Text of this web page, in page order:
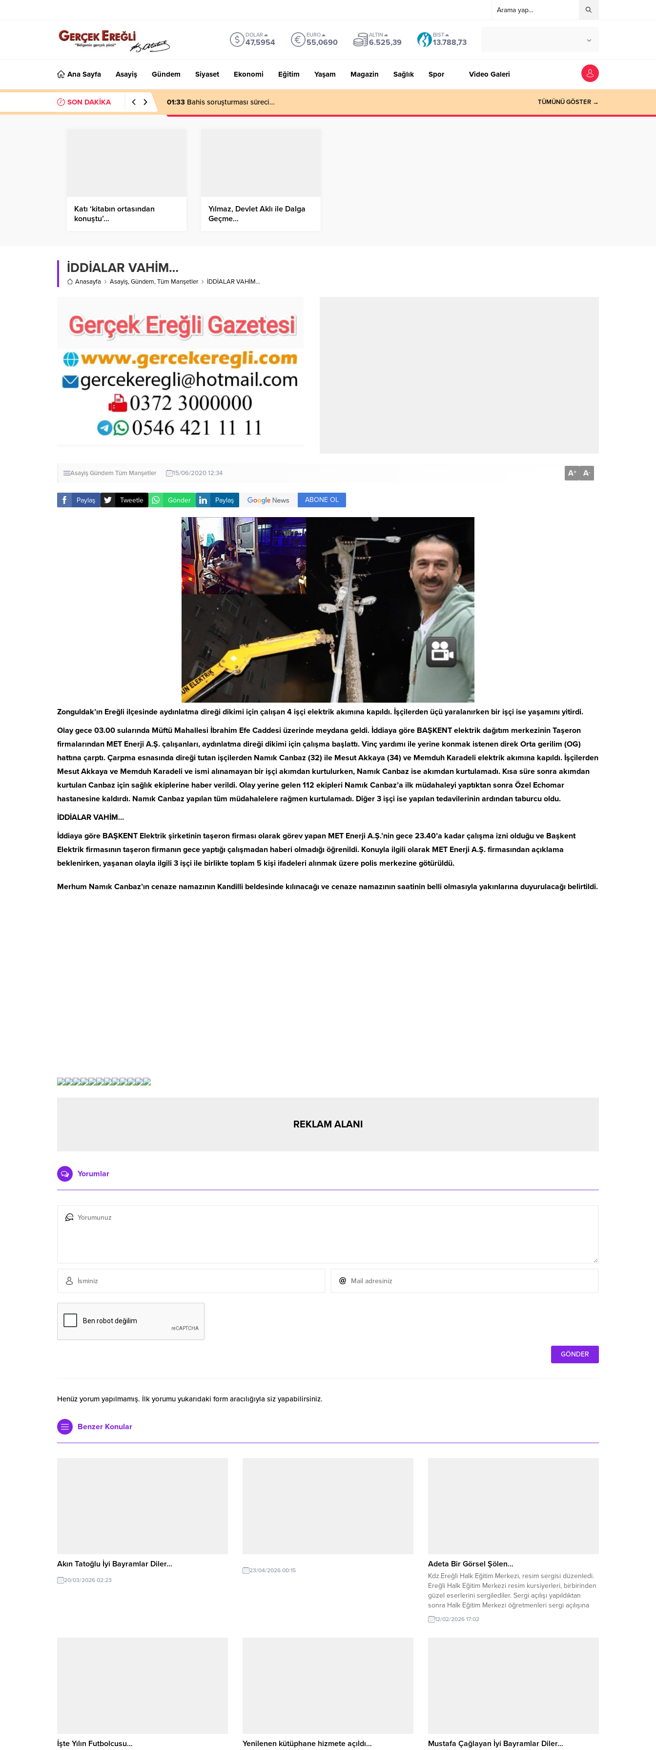
DOLAR
47,5954
EURO
55,0690
ALTIN
6.525,39
BIST
13.788,73
Ana Sayfa Asayiş Gündem Siyaset Ekonomi Eğitim Yaşam Magazin Sağlık Spor Video Galeri
SON DAKİKA 01:33 Bahis soruşturması süreci… TÜMÜNÜ GÖSTER →
Katı ‘kitabın ortasından
konuştu’…
Yılmaz, Devlet Aklı ile Dalga
Geçme…
İDDİALAR VAHİM…
Anasayfa Asayiş,Gündem,Tüm Manşetler İDDİALAR VAHİM…
AsayişGündem Tüm Manşetler 15/06/2020 12:34 A+ A-
Paylaş Tweetle Gönder Paylaş ABONE OL
Zonguldak’ın Ereğli ilçesinde aydınlatma direği dikimi için çalışan 4 işçi elektrik akımına kapıldı. İşçilerden üçü yaralanırken bir işçi ise yaşamını yitirdi.
Olay gece 03.00 sularında Müftü Mahallesi İbrahim Efe Caddesi üzerinde meydana geldi. İddiaya göre BAŞKENT elektrik dağıtım merkezinin Taşeron
firmalarından MET Enerji A.Ş. çalışanları, aydınlatma direği dikimi için çalışma başlattı. Vinç yardımı ile yerine konmak istenen direk Orta gerilim (OG)
hattına çarptı. Çarpma esnasında direği tutan işçilerden Namık Canbaz (32) ile Mesut Akkaya (34) ve Memduh Karadeli elektrik akımına kapıldı. İşçilerden
Mesut Akkaya ve Memduh Karadeli ve ismi alınamayan bir işçi akımdan kurtulurken, Namık Canbaz ise akımdan kurtulamadı. Kısa süre sonra akımdan
kurtulan Canbaz için sağlık ekiplerine haber verildi. Olay yerine gelen 112 ekipleri Namık Canbaz’a ilk müdahaleyi yaptıktan sonra Özel Echomar
hastanesine kaldırdı. Namık Canbaz yapılan tüm müdahalelere rağmen kurtulamadı. Diğer 3 işçi ise yapılan tedavilerinin ardından taburcu oldu.
İDDİALAR VAHİM…
İddiaya göre BAŞKENT Elektrik şirketinin taşeron firması olarak görev yapan MET Enerji A.Ş.’nin gece 23.40’a kadar çalışma izni olduğu ve Başkent
Elektrik firmasının taşeron firmanın gece yaptığı çalışmadan haberi olmadığı öğrenildi. Konuyla ilgili olarak MET Enerji A.Ş. firmasından açıklama
beklenirken, yaşanan olayla ilgili 3 işçi ile birlikte toplam 5 kişi ifadeleri alınmak üzere polis merkezine götürüldü.
Merhum Namık Canbaz’ın cenaze namazının Kandilli beldesinde kılınacağı ve cenaze namazının saatinin belli olmasıyla yakınlarına duyurulacağı belirtildi.
REKLAM ALANI
Yorumlar
Henüz yorum yapılmamış. İlk yorumu yukarıdaki form aracılığıyla siz yapabilirsiniz.
Benzer Konular
Akın Tatoğlu İyi Bayramlar Diler…
20/03/2026 02:23
23/04/2026 00:15
Adeta Bir Görsel Şölen…
Kdz.Ereğli Halk Eğitim Merkezi, resim sergisi düzenledi.
Ereğli Halk Eğitim Merkezi resim kursiyerleri, birbirinden
güzel eserlerini sergilediler. Sergi açılışı yapıldıktan
sonra Halk Eğitim Merkezi öğretmenleri sergi açılışına
özel, konser verdiler. Düzenlenen etkinlik hakkında
Kdz.Ereğli Halk Eğitim Merkezi Müdürü Dr.Metin Bozkurt
12/02/2026 17:02
İşte Yılın Futbolcusu… Yenilenen kütüphane hizmete açıldı… Mustafa Çağlayan İyi Bayramlar Diler…